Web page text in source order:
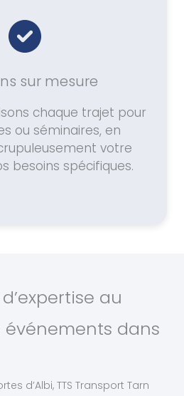
sur mesure
chaque trajet pour
ou séminaires, en
votre
besoins spécifiques.
au
événements dans
d’Albi, TTS Transport Tarn